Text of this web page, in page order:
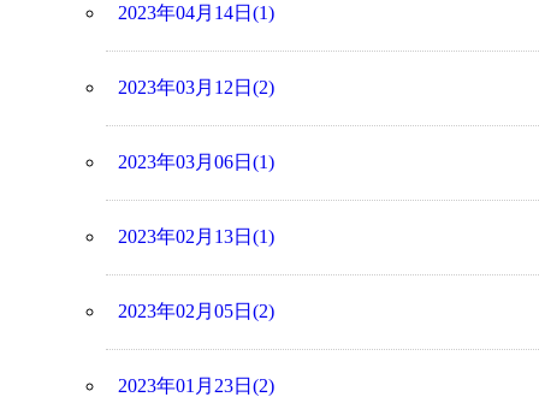
2023年04月14日(1)
2023年03月12日(2)
2023年03月06日(1)
2023年02月13日(1)
2023年02月05日(2)
2023年01月23日(2)